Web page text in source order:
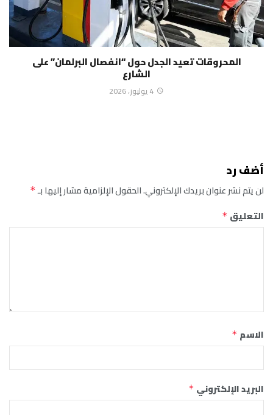
المحروقات تعيد الجدل حول “انفصال البرلمان” على
الشارع
4 يوليوز، 2026
أضف رد
لن يتم نشر عنوان بريدك الإلكتروني.الحقول الإلزامية مشار إليها بـ*
التعليق *
الاسم *
البريد الإلكتروني *